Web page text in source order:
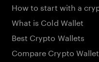
How to start with a
What is Cold Wallet
Best Crypto Wallets
Compare Crypto